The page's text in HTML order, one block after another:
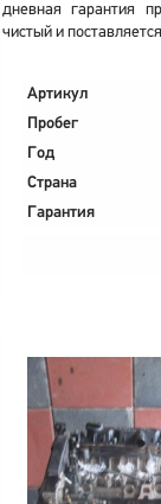
дневная гарантия
чистый и
Артикул
Пробег
Год
Страна
Гарантия